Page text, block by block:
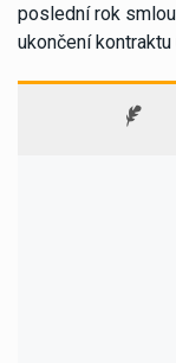
poslední rok
ukončení